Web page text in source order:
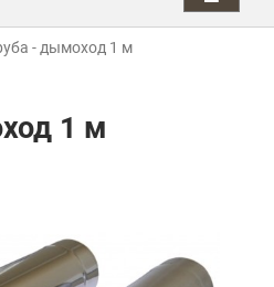
- дымоход 1 м
1 м